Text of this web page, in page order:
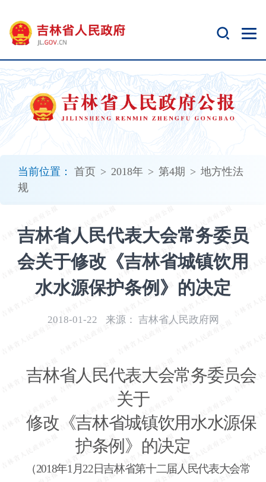
当前位置： 首页 > 2018年 > 第4期 > 地方性法
规
吉林省人民代表大会常务委员
会关于修改《吉林省城镇饮用
水水源保护条例》的决定
2018-01-22 来源： 吉林省人民政府网
吉林省人民代表大会常务委员会
关于
修改《吉林省城镇饮用水水源保
护条例》的决定
（2018年1月22日吉林省第十二届人民代表大会常
开
无
障
碍
说
明
加